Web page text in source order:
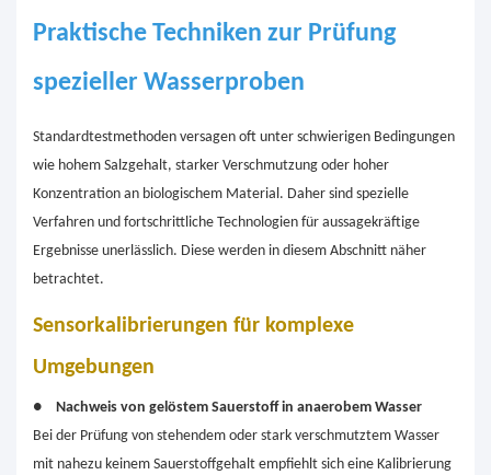
Praktische Techniken zur Prüfung
spezieller Wasserproben
Standardtestmethoden versagen oft unter schwierigen Bedingungen
wie hohem Salzgehalt, starker Verschmutzung oder hoher
Konzentration an biologischem Material. Daher sind spezielle
Verfahren und fortschrittliche Technologien für aussagekräftige
Ergebnisse unerlässlich. Diese werden in diesem Abschnitt näher
betrachtet.
Sensorkalibrierungen für komplexe
Umgebungen
●
Nachweis von gelöstem Sauerstoff in anaerobem Wasser
Bei der Prüfung von stehendem oder stark verschmutztem Wasser
mit nahezu keinem Sauerstoffgehalt empfiehlt sich eine Kalibrierung